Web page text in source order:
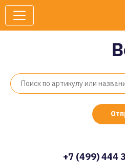
+7 (499) 444